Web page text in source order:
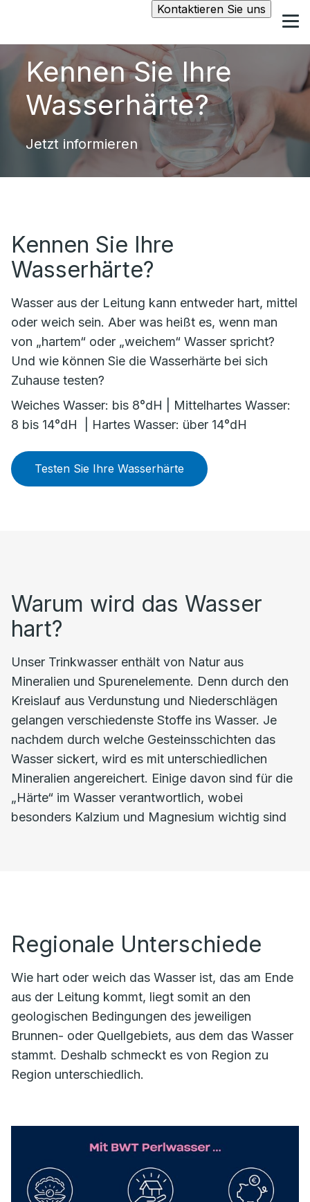
Kontaktieren Sie uns
Kennen Sie Ihre
Wasserhärte?
Jetzt informieren
Kennen Sie Ihre
Wasserhärte?
Wasser aus der Leitung kann entweder hart, mittel
oder weich sein. Aber was heißt es, wenn man
von „hartem“ oder „weichem“ Wasser spricht?
Und wie können Sie die Wasserhärte bei sich
Zuhause testen?
Weiches Wasser: bis 8°dH | Mittelhartes Wasser:
8 bis 14°dH | Hartes Wasser: über 14°dH
Testen Sie Ihre Wasserhärte
Warum wird das Wasser
hart?
Unser Trinkwasser enthält von Natur aus
Mineralien und Spurenelemente. Denn durch den
Kreislauf aus Verdunstung und Niederschlägen
gelangen verschiedenste Stoffe ins Wasser. Je
nachdem durch welche Gesteinsschichten das
Wasser sickert, wird es mit unterschiedlichen
Mineralien angereichert. Einige davon sind für die
„Härte“ im Wasser verantwortlich, wobei
besonders Kalzium und Magnesium wichtig sind
Regionale Unterschiede
Wie hart oder weich das Wasser ist, das am Ende
aus der Leitung kommt, liegt somit an den
geologischen Bedingungen des jeweiligen
Brunnen- oder Quellgebiets, aus dem das Wasser
stammt. Deshalb schmeckt es von Region zu
Region unterschiedlich.